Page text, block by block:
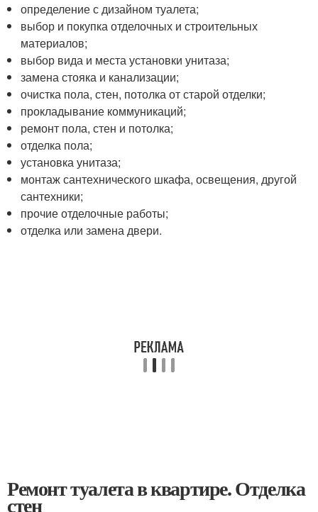
определение с дизайном туалета;
выбор и покупка отделочных и строительных
материалов;
выбор вида и места установки унитаза;
замена стояка и канализации;
очистка пола, стен, потолка от старой отделки;
прокладывание коммуникаций;
ремонт пола, стен и потолка;
отделка пола;
установка унитаза;
монтаж сантехнического шкафа, освещения, другой
сантехники;
прочие отделочные работы;
отделка или замена двери.
Ремонт туалета в квартире. Отделка
стен